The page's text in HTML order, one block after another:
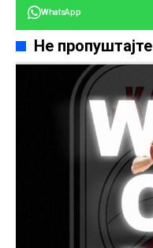
WhatsApp
Не пропуштајте